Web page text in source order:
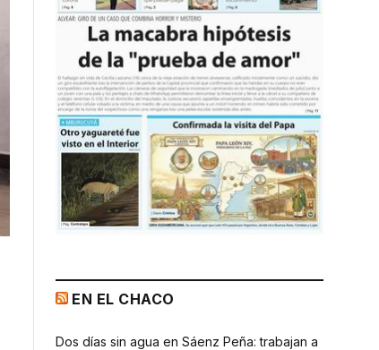
EN EL CHACO
Dos días sin agua en Sáenz Peña: trabajan a